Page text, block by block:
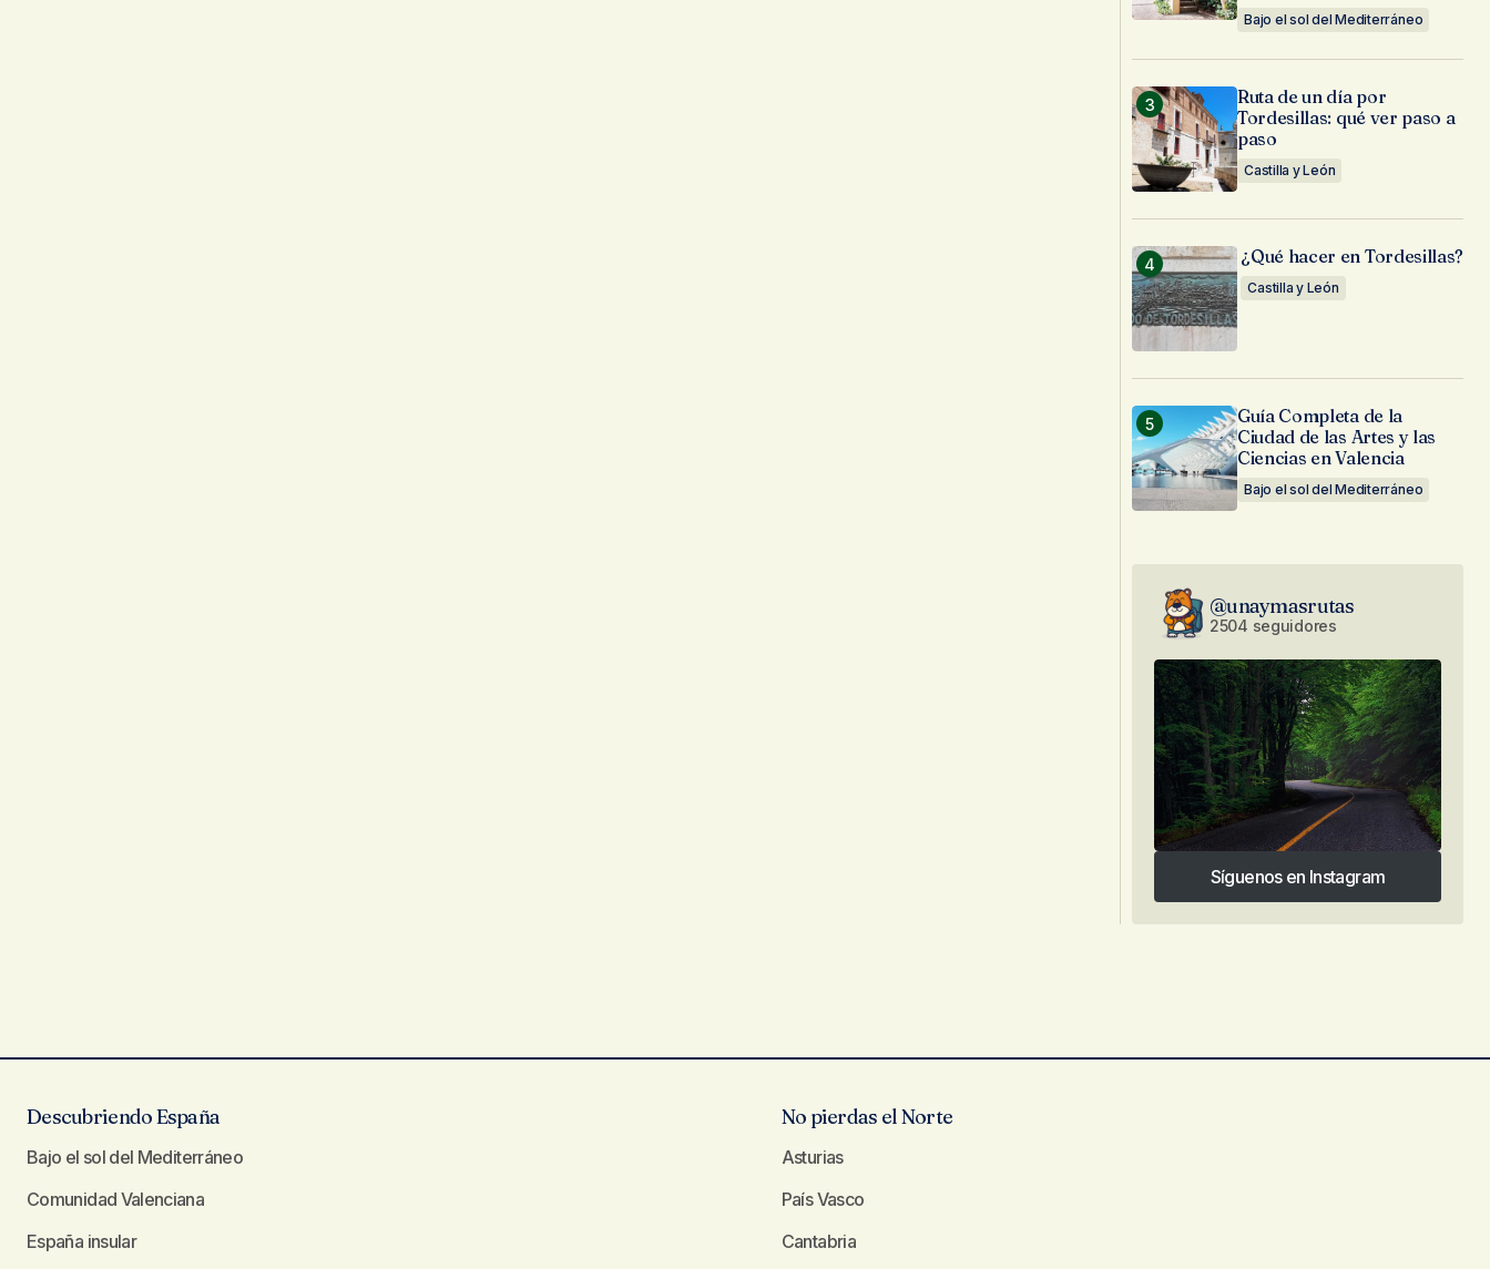
Bajo el sol del Mediterráneo
Ruta de un día por
Tordesillas: qué ver paso a
paso
Castilla y León
¿Qué hacer en Tordesillas?
Castilla y León
Guía Completa de la
Ciudad de las Artes y las
Ciencias en Valencia
Bajo el sol del Mediterráneo
@unaymasrutas
2504 seguidores
Síguenos en Instagram
Síguenos en Instagram
Descubriendo España
Bajo el sol del Mediterráneo
Comunidad Valenciana
España insular
No pierdas el Norte
Asturias
País Vasco
Cantabria